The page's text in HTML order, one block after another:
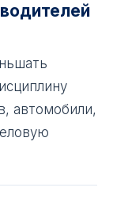
автомобили,